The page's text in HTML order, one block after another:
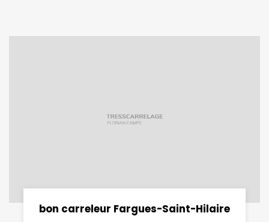
bon carreleur Fargues-Saint-Hilaire